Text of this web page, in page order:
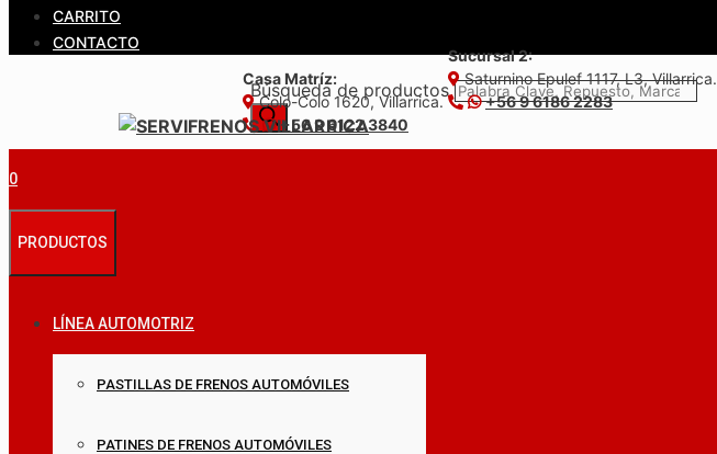
CARRITO
CONTACTO
Búsqueda de productos
Casa Matríz:
Colo-Colo 1620, Villarrica.
+56 9 6122 3840
Sucursal 2:
Saturnino Epulef 1117, L3, Villarrica.
+56 9 6186 2283
0
PRODUCTOS
LÍNEA AUTOMOTRIZ
PASTILLAS DE FRENOS AUTOMÓVILES
PATINES DE FRENOS AUTOMÓVILES